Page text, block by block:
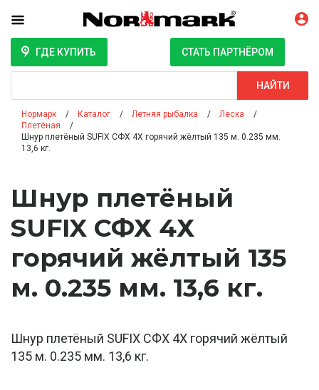
ГДЕ КУПИТЬ СТАТЬ ПАРТНЁРОМ
НАЙТИ
Нормарк Каталог Летняя рыбалка
Леска
Плетёная
Шнур плетёный SUFIX СФХ 4Х горячий жёлтый 135 м. 0.235 мм.
13,6 кг.
Шнур плетёный
SUFIX СФХ 4Х
горячий жёлтый 135
м. 0.235 мм. 13,6 кг.
Шнур плетёный SUFIX СФХ 4Х горячий жёлтый
135 м. 0.235 мм. 13,6 кг.